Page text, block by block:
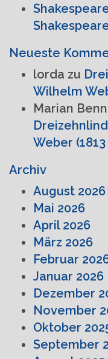
Neueste
lorda zu
Wilhelm
Marian
Weber (1813
Archiv
August 2026
Mai 2026
April 2026
März 2026
Februar
Januar 2026
Dezember
November
Oktober
September